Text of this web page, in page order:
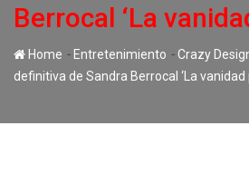
Berrocal ‘La
Home - Entretenimiento -Crazy
definitiva de Sandra Berrocal ‘La vanidad